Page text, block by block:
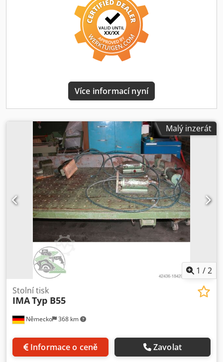
Více informací nyní
Malý inzerát
1 /2
Německo 368 km
Stolní tisk
IMATyp B55
Informace o ceně Zavolat